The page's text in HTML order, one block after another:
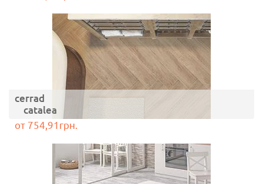
cerrad
catalea
от 754,91грн.